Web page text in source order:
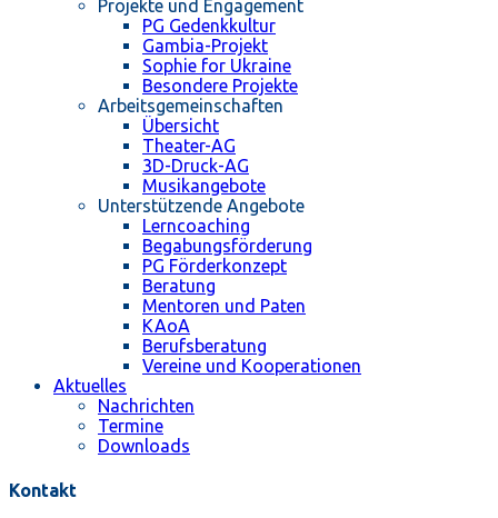
Projekte und Engagement
PG Gedenkkultur
Gambia-Projekt
Sophie for Ukraine
Besondere Projekte
Arbeitsgemeinschaften
Übersicht
Theater-AG
3D-Druck-AG
Musikangebote
Unterstützende Angebote
Lerncoaching
Begabungsförderung
PG Förderkonzept
Beratung
Mentoren und Paten
KAoA
Berufsberatung
Vereine und Kooperationen
Aktuelles
Nachrichten
Termine
Downloads
Kontakt